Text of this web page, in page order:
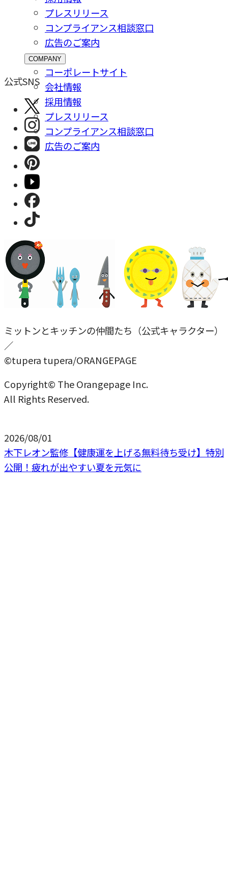
プレスリリース
コンプライアンス相談窓⼝
広告のご案内
COMPANY
コーポレートサイト
会社情報
採⽤情報
プレスリリース
コンプライアンス相談窓⼝
広告のご案内
公式SNS
ミットンとキッチンの仲間たち（公式キャラクター）
／
©tupera tupera/ORANGEPAGE
Copyright© The Orangepage Inc.
All Rights Reserved.
2026/08/01
木下レオン監修【健康運を上げる無料待ち受け】特別
公開！疲れが出やすい夏を元気に